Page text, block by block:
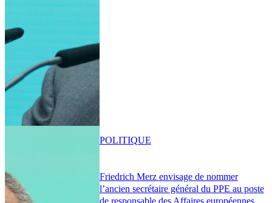
Friedrich Merz envisage de nommer
l’ancien secrétaire général du PPE au poste
POLITIQUE